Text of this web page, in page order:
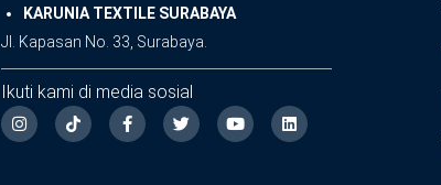
KARUNIA TEXTILE SURABAYA
Jl. Kapasan No. 33, Surabaya.
Ikuti kami di media sosial